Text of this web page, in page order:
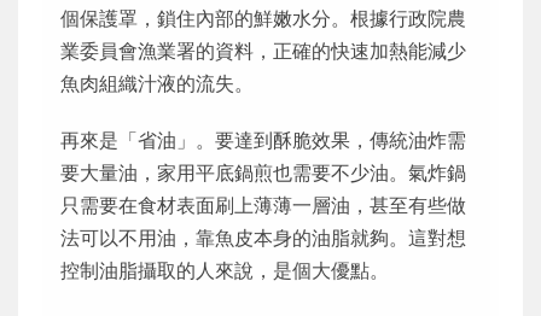
個保護罩，鎖住內部的鮮嫩水分。根據行政院農
業委員會漁業署的資料，正確的快速加熱能減少
魚肉組織汁液的流失。
再來是「省油」。要達到酥脆效果，傳統油炸需
要大量油，家用平底鍋煎也需要不少油。氣炸鍋
只需要在食材表面刷上薄薄一層油，甚至有些做
法可以不用油，靠魚皮本身的油脂就夠。這對想
控制油脂攝取的人來說，是個大優點。